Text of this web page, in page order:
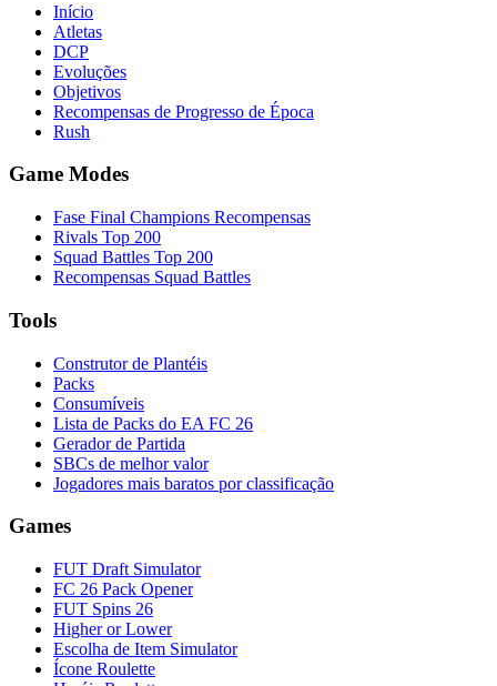
Início
Atletas
DCP
Evoluções
Objetivos
Recompensas de Progresso de Época
Rush
Game Modes
Fase Final Champions Recompensas
Rivals Top 200
Squad Battles Top 200
Recompensas Squad Battles
Tools
Construtor de Plantéis
Packs
Consumíveis
Lista de Packs do EA FC 26
Gerador de Partida
SBCs de melhor valor
Jogadores mais baratos por classificação
Games
FUT Draft Simulator
FC 26 Pack Opener
FUT Spins 26
Higher or Lower
Escolha de Item Simulator
Ícone Roulette